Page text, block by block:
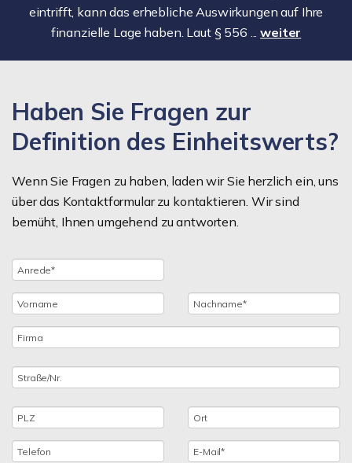
eintrifft, kann das erhebliche Auswirkungen auf Ihre
finanzielle Lage haben. Laut § 556 ...weiter
Haben Sie Fragen zur
Definition des Einheitswerts?
Wenn Sie Fragen zu haben, laden wir Sie herzlich ein, uns
über das Kontaktformular zu kontaktieren. Wir sind
bemüht, Ihnen umgehend zu antworten.